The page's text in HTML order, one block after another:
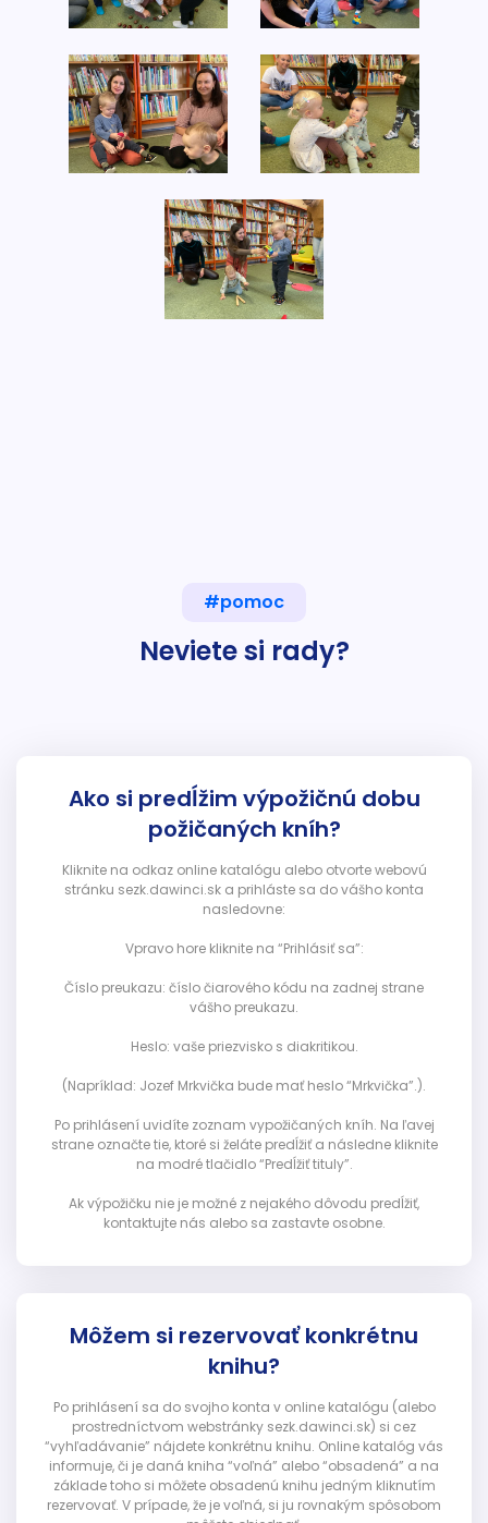
#pomoc
Neviete si rady?
Ako si predĺžim výpožičnú dobu
požičaných kníh?
Kliknite na odkaz online katalógu alebo otvorte webovú
stránku sezk.dawinci.sk a prihláste sa do vášho konta
nasledovne:
Vpravo hore kliknite na “Prihlásiť sa”:
Číslo preukazu: číslo čiarového kódu na zadnej strane
vášho preukazu.
Heslo: vaše priezvisko s diakritikou.
(Napríklad: Jozef Mrkvička bude mať heslo “Mrkvička”.).
Po prihlásení uvidíte zoznam vypožičaných kníh. Na ľavej
strane označte tie, ktoré si želáte predĺžiť a následne kliknite
na modré tlačidlo “Predĺžiť tituly”.
Ak výpožičku nie je možné z nejakého dôvodu predĺžiť,
kontaktujte nás alebo sa zastavte osobne.
Môžem si rezervovať konkrétnu
knihu?
Po prihlásení sa do svojho konta v online katalógu (alebo
prostredníctvom webstránky sezk.dawinci.sk) si cez
“vyhľadávanie” nájdete konkrétnu knihu. Online katalóg vás
informuje, či je daná kniha “voľná” alebo “obsadená” a na
základe toho si môžete obsadenú knihu jedným kliknutím
rezervovať. V prípade, že je voľná, si ju rovnakým spôsobom